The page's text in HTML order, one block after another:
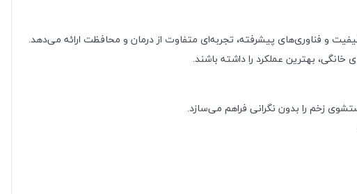
و فناوری‌های پیشرفته، تجربه‌ای متفاوت از درمان و محافظت ارائه می‌دهد.
بهترین عملکرد را داشته باشند.
زخم را بدون نگرانی فراهم می‌سازد.